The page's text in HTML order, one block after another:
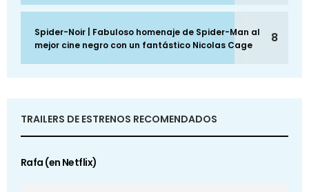
Spider-Noir | Fabuloso homenaje de Spider-Man al
mejor cine negro con un fantástico Nicolas Cage
8
TRAILERS DE ESTRENOS RECOMENDADOS
Rafa (en Netflix)